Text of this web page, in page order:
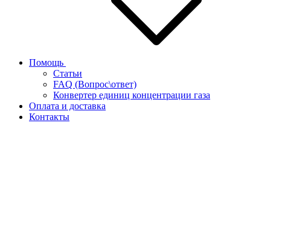
Помощь
Статьи
FAQ (Вопрос\ответ)
Конвертер единиц концентрации газа
Оплата и доставка
Контакты